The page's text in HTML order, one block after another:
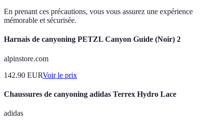
En prenant ces précautions, vous vous assurez une expérience
mémorable et sécurisée.
Harnais de canyoning PETZL Canyon Guide (Noir) 2
alpinstore.com
142.90 EURVoir le prix
Chaussures de canyoning adidas Terrex Hydro Lace
adidas